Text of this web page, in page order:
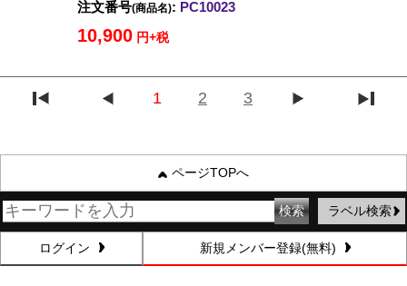
注文番号(商品名): PC10023
10,900 円+税
1 2 3
ページTOPへ
ラベル検索
ログイン 新規メンバー登録(無料)